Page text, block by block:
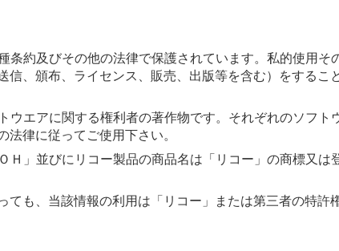
約及びその他の法律で保護されています。私的使用そ
、頒布、ライセンス、販売、出版等を含む）をするこ
エアに関する権利者の著作物です。それぞれのソフ
律に従ってご使用下さい。
Ｈ」並びにリコー製品の商品名は「リコー」の商標又
も、当該情報の利用は「リコー」または第三者の特許